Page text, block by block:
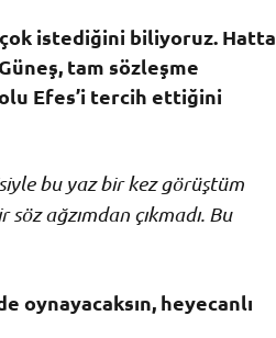
çok istediğini biliyoruz. Hatta
tam sözleşme
Efes’i tercih ettiğini
bu yaz bir kez görüştüm
ağzımdan çıkmadı. Bu
oynayacaksın, heyecanlı